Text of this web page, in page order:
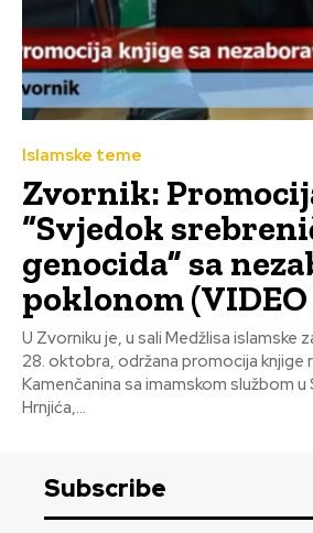
Islamske teme
Zvornik:
“Svjedok
genocida” sa
poklonom (VIDEO
U Zvorniku je, u sali Medžlisa islamske
28. oktobra, održana promocija knjige
Kamenčanina sa imamskom službom u
Hrnjića,...
Subscribe